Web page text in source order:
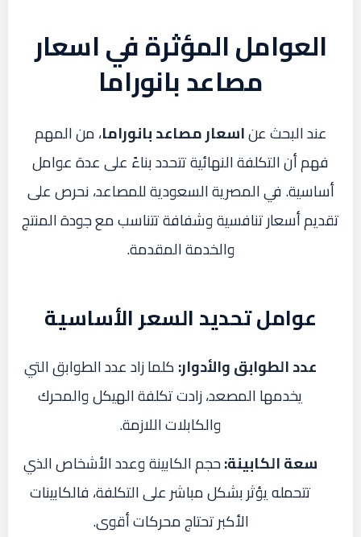
العوامل المؤثرة في اسعار
مصاعد بانوراما
عند البحث عناسعار مصاعد بانوراما، من المهم
فهم أن التكلفة النهائية تتحدد بناءً على عدة عوامل
أساسية. في المصرية السعودية للمصاعد، نحرص على
تقديم أسعار تنافسية وشفافة تتناسب مع جودة المنتج
والخدمة المقدمة.
عوامل تحديد السعر الأساسية
عدد الطوابق والأدوار:كلما زاد عدد الطوابق التي
يخدمها المصعد، زادت تكلفة الهيكل والمحرك
والكابلات اللازمة.
سعة الكابينة:حجم الكابينة وعدد الأشخاص الذي
تتحمله يؤثر بشكل مباشر على التكلفة، فالكابينات
الأكبر تحتاج محركات أقوى.